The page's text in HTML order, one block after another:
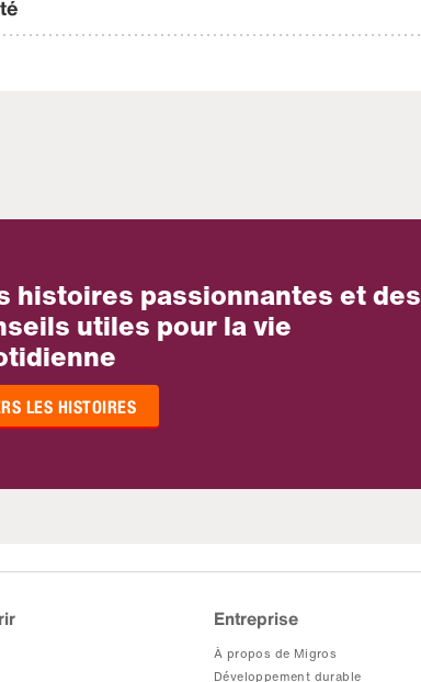
histoires passionnantes et des
utiles pour la vie
LES HISTOIRES
Entreprise
À propos de Migros
Développement durable